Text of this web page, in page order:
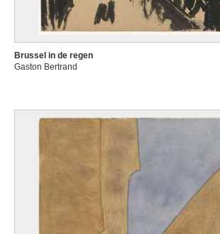
Brussel in de regen
Gaston Bertrand